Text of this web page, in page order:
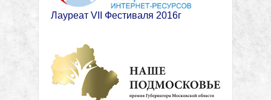
Лауреат VII Фестиваля 2016г